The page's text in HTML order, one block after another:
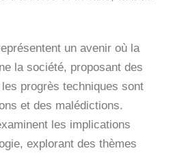
un avenir où la
la société, proposant des
progrès techniques sont
et des malédictions.
les implications
explorant des thèmes